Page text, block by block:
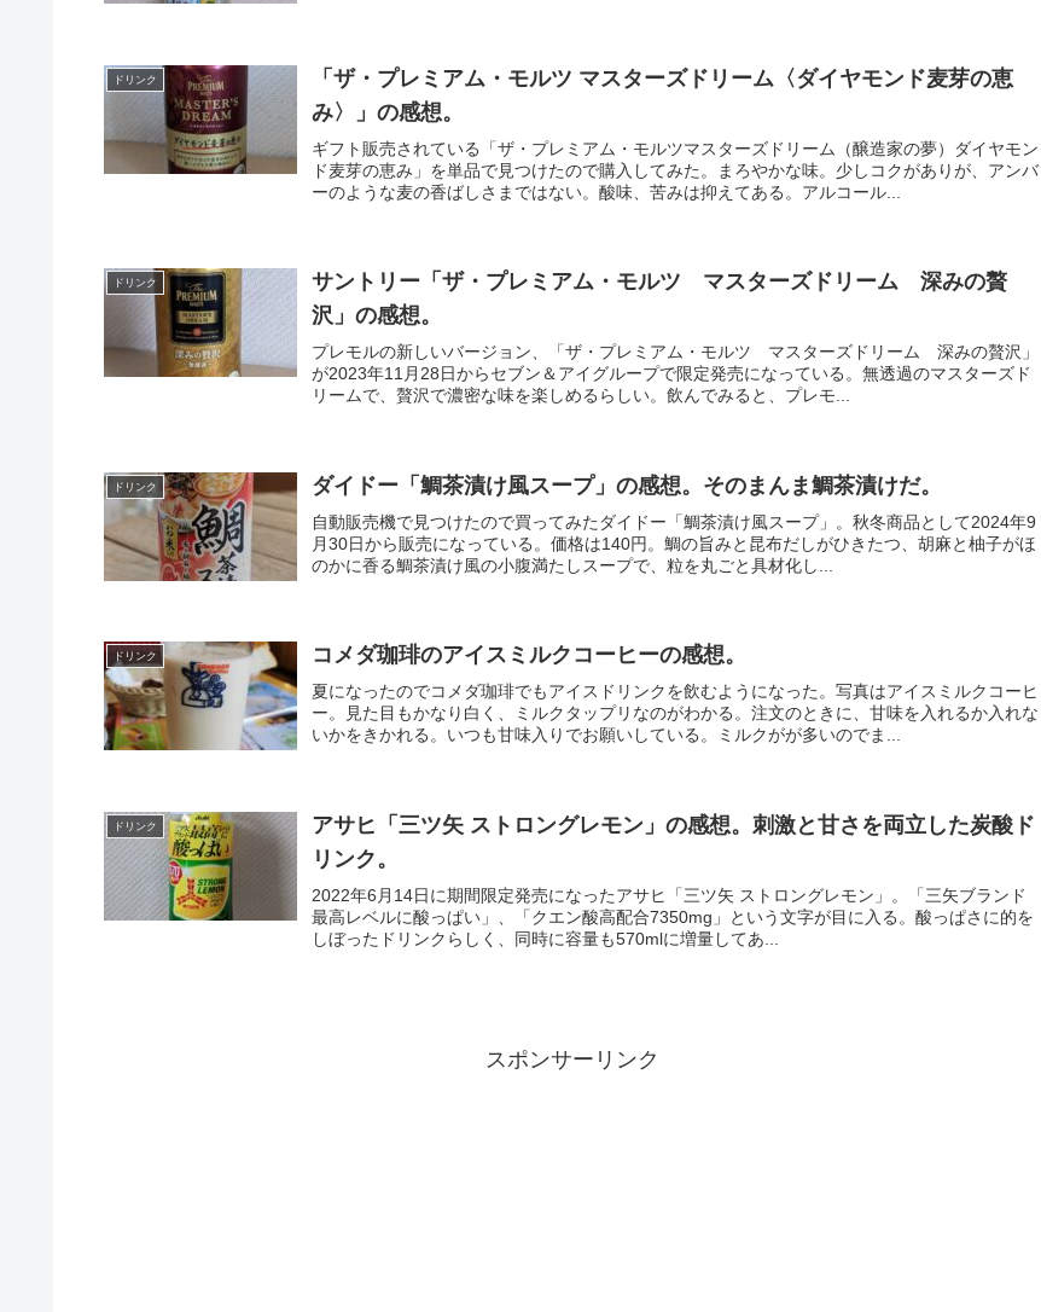
ドリンク
「ザ・プレミアム・モルツ マスターズドリーム〈ダイヤモンド麦芽の恵
み〉」の感想。
ギフト販売されている「ザ・プレミアム・モルツマスターズドリーム（醸造家の夢）ダイヤモン
ド麦芽の恵み」を単品で見つけたので購入してみた。まろやかな味。少しコクがありが、アンバ
ーのような麦の香ばしさまではない。酸味、苦みは抑えてある。アルコール...
ドリンク
サントリー「ザ・プレミアム・モルツ マスターズドリーム 深みの贅
沢」の感想。
プレモルの新しいバージョン、「ザ・プレミアム・モルツ マスターズドリーム 深みの贅沢」
が2023年11月28日からセブン＆アイグループで限定発売になっている。無透過のマスターズド
リームで、贅沢で濃密な味を楽しめるらしい。飲んでみると、プレモ...
ドリンク ダイドー「鯛茶漬け風スープ」の感想。そのまんま鯛茶漬けだ。
自動販売機で見つけたので買ってみたダイドー「鯛茶漬け風スープ」。秋冬商品として2024年9
月30日から販売になっている。価格は140円。鯛の旨みと昆布だしがひきたつ、胡麻と柚子がほ
のかに香る鯛茶漬け風の小腹満たしスープで、粒を丸ごと具材化し...
ドリンク コメダ珈琲のアイスミルクコーヒーの感想。
夏になったのでコメダ珈琲でもアイスドリンクを飲むようになった。写真はアイスミルクコーヒ
ー。見た目もかなり白く、ミルクタップリなのがわかる。注文のときに、甘味を入れるか入れな
いかをきかれる。いつも甘味入りでお願いしている。ミルクがが多いのでま...
ドリンク
アサヒ「三ツ矢 ストロングレモン」の感想。刺激と甘さを両立した炭酸ド
リンク。
2022年6月14日に期間限定発売になったアサヒ「三ツ矢 ストロングレモン」。「三矢ブランド
最高レベルに酸っぱい」、「クエン酸高配合7350mg」という文字が目に入る。酸っぱさに的を
しぼったドリンクらしく、同時に容量も570mlに増量してあ...
スポンサーリンク